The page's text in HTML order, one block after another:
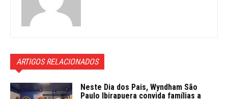
ARTIGOS RELACIONADOS
Neste Dia dos Pais, Wyndham São
Paulo Ibirapuera convida famílias a